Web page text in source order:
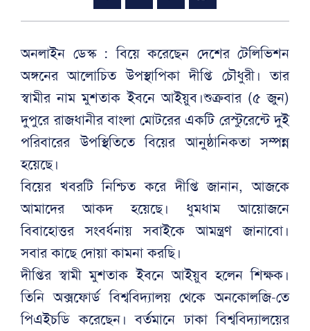
অনলাইন ডেস্ক : বিয়ে করেছেন দেশের টেলিভিশন
অঙ্গনের আলোচিত উপস্থাপিকা দীপ্তি চৌধুরী। তার
স্বামীর নাম মুশতাক ইবনে আইয়ুব।শুক্রবার (৫ জুন)
দুপুরে রাজধানীর বাংলা মোটরের একটি রেস্টুরেন্টে দুই
পরিবারের উপস্থিতিতে বিয়ের আনুষ্ঠানিকতা সম্পন্ন
হয়েছে।
বিয়ের খবরটি নিশ্চিত করে দীপ্তি জানান, আজকে
আমাদের আকদ হয়েছে। ধুমধাম আয়োজনে
বিবাহোত্তর সংবর্ধনায় সবাইকে আমন্ত্রণ জানাবো।
সবার কাছে দোয়া কামনা করছি।
দীপ্তির স্বামী মুশতাক ইবনে আইয়ুব হলেন শিক্ষক।
তিনি অক্সফোর্ড বিশ্ববিদ্যালয় থেকে অনকোলজি-তে
পিএইচডি করেছেন। বর্তমানে ঢাকা বিশ্ববিদ্যালয়ের